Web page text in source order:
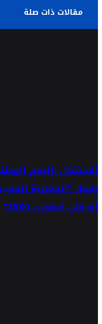
مقالات ذات صلة
الاحتفال باليوم
شعار “المغاربة
أوراش المغرب 2030”